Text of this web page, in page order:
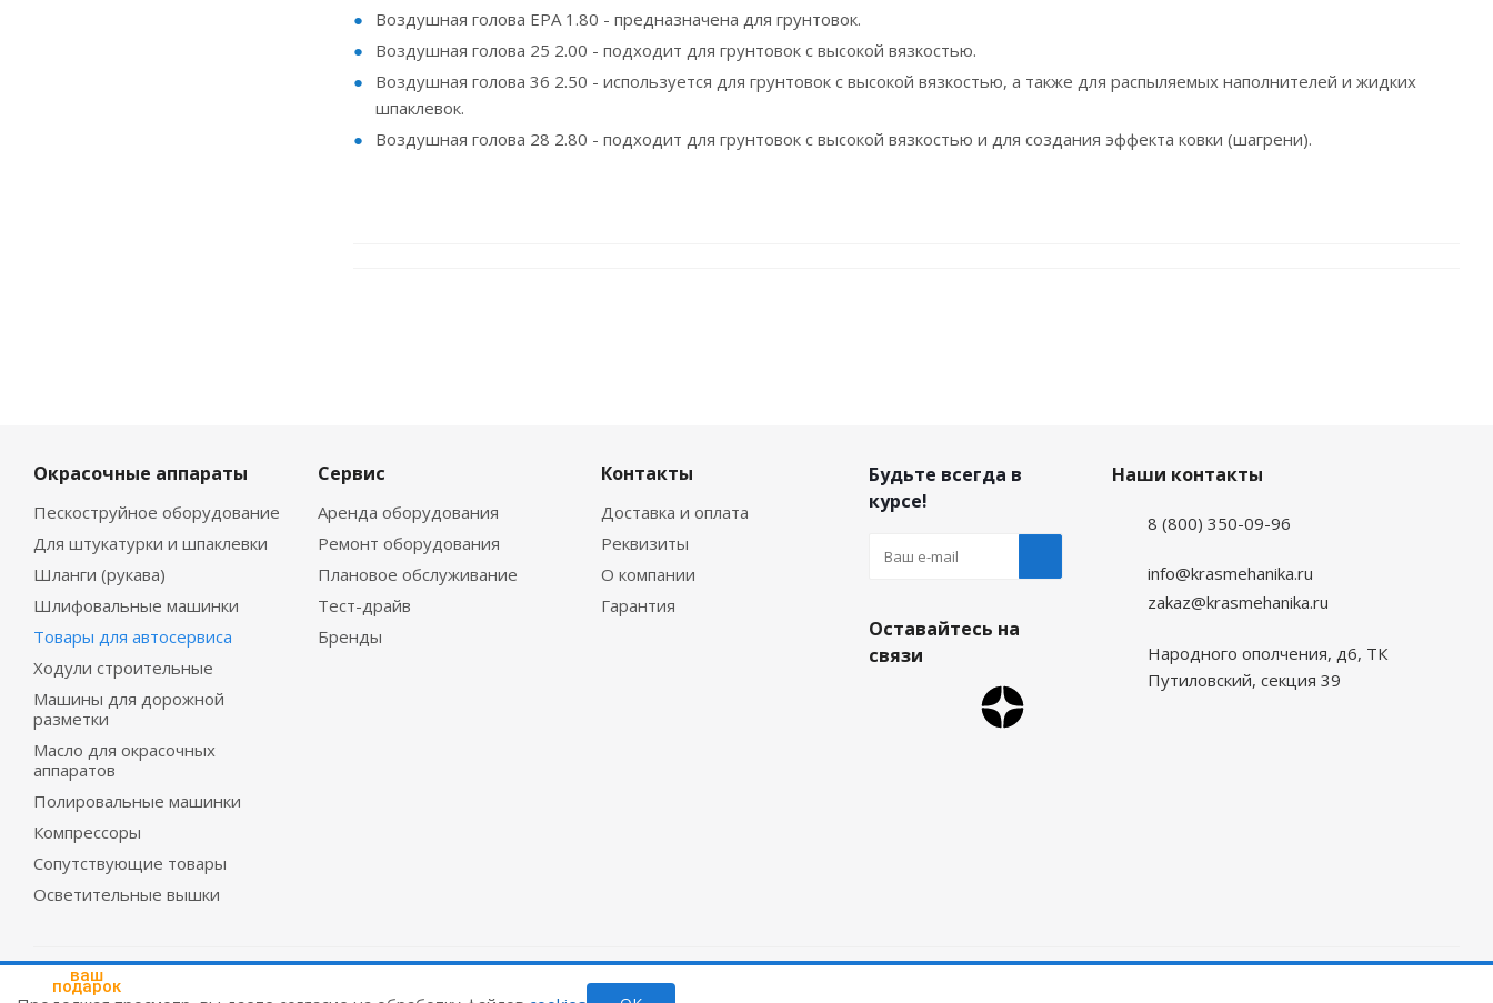
Воздушная голова EPA 1.80 - предназначена для грунтовок.
Воздушная голова 25 2.00 - подходит для грунтовок с высокой вязкостью.
Воздушная голова 36 2.50 - используется для грунтовок с высокой вязкостью, а также для распыляемых наполнителей и жидких
шпаклевок.
Воздушная голова 28 2.80 - подходит для грунтовок с высокой вязкостью и для создания эффекта ковки (шагрени).
Окрасочные аппараты
Пескоструйное оборудование
Для штукатурки и шпаклевки
Шланги (рукава)
Шлифовальные машинки
Товары для автосервиса
Ходули строительные
Машины для дорожной
разметки
Масло для окрасочных
аппаратов
Полировальные машинки
Компрессоры
Сопутствующие товары
Осветительные вышки
Сервис
Аренда оборудования
Ремонт оборудования
Плановое обслуживание
Тест-драйв
Бренды
Контакты
Доставка и оплата
Реквизиты
О компании
Гарантия
Будьте всегда в
курсе!
Оставайтесь на
связи
Наши контакты
8 (800) 350-09-96
info@krasmehanika.ru
zakaz@krasmehanika.ru
Народного ополчения, д6, ТК
Путиловский, секция 39
2026 © Красмеханика
Цены на сайте не являются публичной офертой
ваш
подарок